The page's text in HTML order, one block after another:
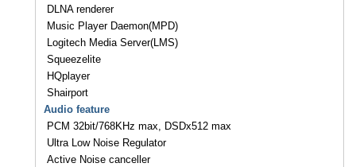
DLNA renderer
Music Player Daemon(MPD)
Logitech Media Server(LMS)
Squeezelite
HQplayer
Shairport
Audio feature
PCM 32bit/768KHz max, DSDx512 max
Ultra Low Noise Regulator
Active Noise canceller